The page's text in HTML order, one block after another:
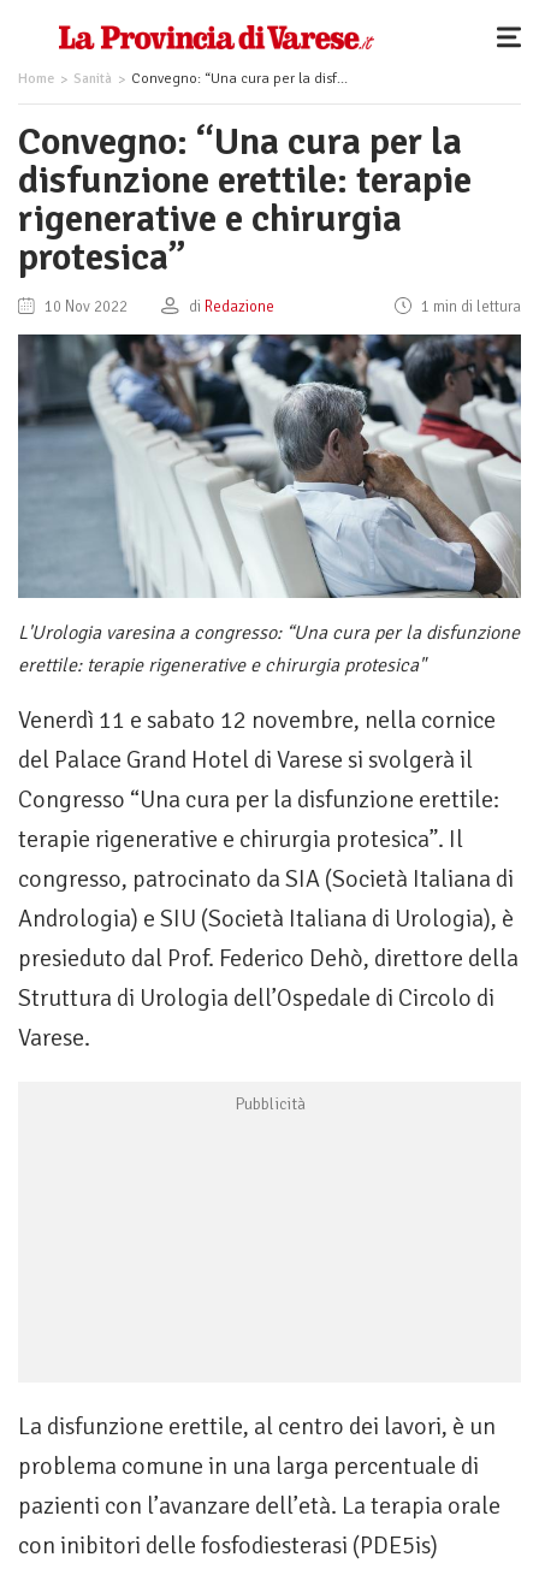
Home Sanità Convegno: “Una cura per la disfunzione erettile: terapie rigenerative e chirurgia protesica”
Convegno: “Una cura per la
disfunzione erettile: terapie
rigenerative e chirurgia
protesica”
10 Nov 2022 di Redazione 1 min di lettura
L'Urologia varesina a congresso: “Una cura per la disfunzione
erettile: terapie rigenerative e chirurgia protesica"
Venerdì 11 e sabato 12 novembre, nella cornice
del Palace Grand Hotel di Varese si svolgerà il
Congresso “Una cura per la disfunzione erettile:
terapie rigenerative e chirurgia protesica”. Il
congresso, patrocinato da SIA (Società Italiana di
Andrologia) e SIU (Società Italiana di Urologia), è
presieduto dal Prof. Federico Dehò, direttore della
Struttura di Urologia dell’Ospedale di Circolo di
Varese.
La disfunzione erettile, al centro dei lavori, è un
problema comune in una larga percentuale di
pazienti con l’avanzare dell’età. La terapia orale
con inibitori delle fosfodiesterasi (PDE5is)